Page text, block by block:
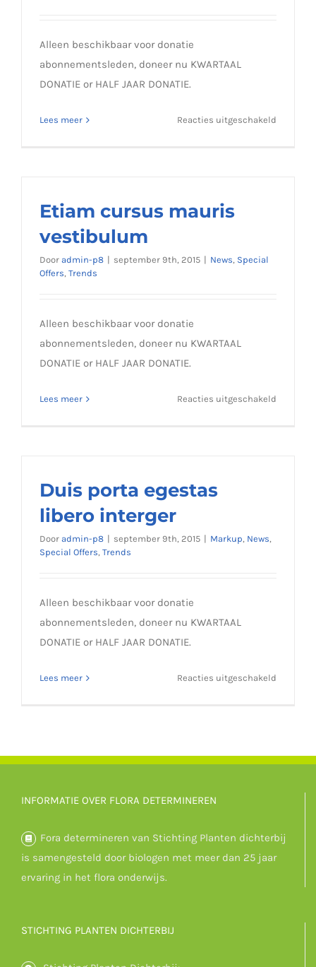
Alleen beschikbaar voor donatie
abonnementsleden, doneer nu KWARTAAL
DONATIE or HALF JAAR DONATIE.
Lees meer Reacties uitgeschakeld
Etiam cursus mauris
vestibulum
Door admin-p8 | september 9th, 2015 | News, Special
Offers, Trends
Alleen beschikbaar voor donatie
abonnementsleden, doneer nu KWARTAAL
DONATIE or HALF JAAR DONATIE.
Lees meer Reacties uitgeschakeld
Duis porta egestas
libero interger
Door admin-p8 | september 9th, 2015 | Markup, News,
Special Offers, Trends
Alleen beschikbaar voor donatie
abonnementsleden, doneer nu KWARTAAL
DONATIE or HALF JAAR DONATIE.
Lees meer Reacties uitgeschakeld
interger
INFORMATIE OVER FLORA DETERMINEREN
Fora determineren van Stichting Planten dichterbij
is samengesteld door biologen met meer dan 25 jaar
ervaring in het flora onderwijs.
STICHTING PLANTEN DICHTERBIJ